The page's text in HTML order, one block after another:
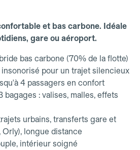
et bas carbone. Idéale
gare ou aéroport.
bas carbone (70% de la flotte)
pour un trajet silencieux
4 passagers en confort
bagages : valises, malles, effets
urbains, transferts gare et
longue distance
intérieur soigné